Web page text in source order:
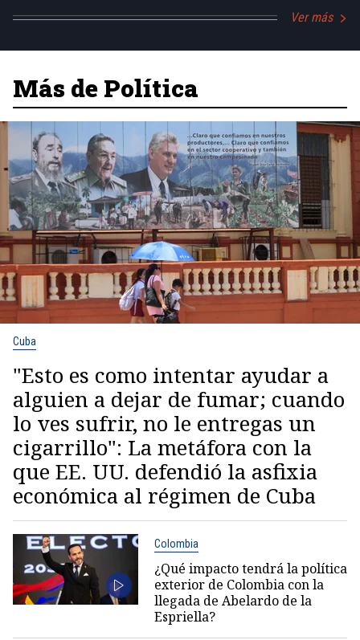
Ver más
Más de Política
Cuba
"Esto es como intentar ayudar a
alguien a dejar de fumar; cuando
lo ves sufrir, no le entregas un
cigarrillo": La metáfora con la
que EE. UU. defendió la asfixia
económica al régimen de Cuba
Colombia
¿Qué impacto tendrá la política
exterior de Colombia con la
llegada de Abelardo de la
Espriella?